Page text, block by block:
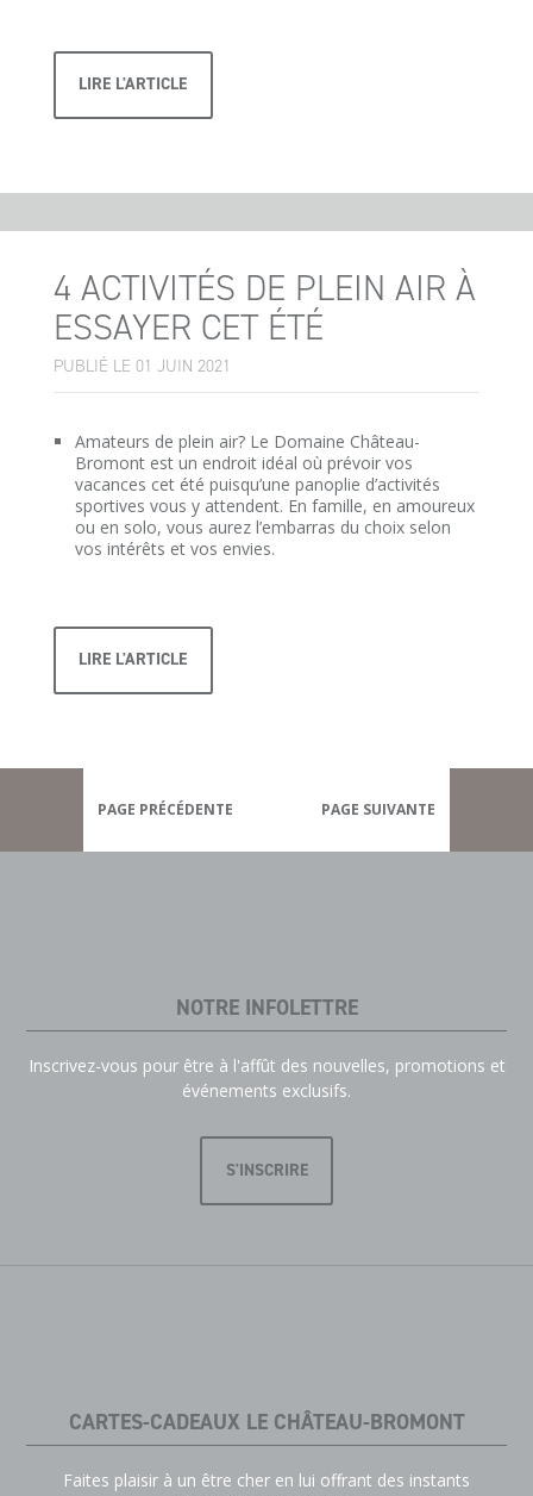
LIRE L'ARTICLE
4 ACTIVITÉS DE PLEIN AIR À
ESSAYER CET ÉTÉ
PUBLIÉ LE 01 JUIN 2021
Amateurs de plein air? Le Domaine Château-
Bromont est un endroit idéal où prévoir vos
vacances cet été puisqu’une panoplie d’activités
sportives vous y attendent. En famille, en amoureux
ou en solo, vous aurez l’embarras du choix selon
vos intérêts et vos envies.
LIRE L'ARTICLE
PAGE PRÉCÉDENTE PAGE SUIVANTE
NOTRE INFOLETTRE
Inscrivez-vous pour être à l'affût des nouvelles, promotions et
événements exclusifs.
S'INSCRIRE
CARTES-CADEAUX LE CHÂTEAU-BROMONT
Faites plaisir à un être cher en lui offrant des instants